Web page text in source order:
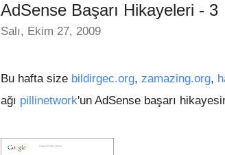
AdSense Başarı Hikayeleri - 3
Salı, Ekim 27, 2009
Bu hafta size bildirgec.org, zamazing.org,
ağı pillinetwork'un AdSense başarı